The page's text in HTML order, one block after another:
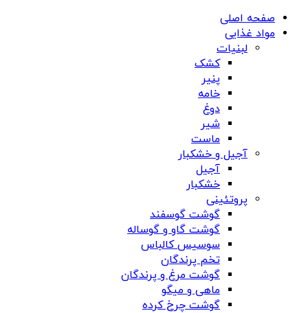
صفحه اصلی
مواد غذایی
لبنیات
کشک
پنیر
خامه
دوغ
شیر
ماست
آجیل و خشکبار
آجیل
خشکبار
پروتئینی
گوشت گوسفند
گوشت گاو و گوساله
سوسیس کالباس
تخم پرندگان
گوشت مرغ و پرندگان
ماهی و میگو
گوشت چرخ کرده